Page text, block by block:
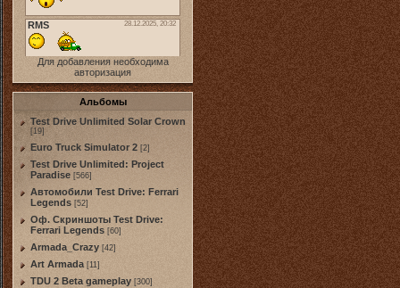
Для добавления необходима
авторизация
Альбомы
Test Drive Unlimited Solar Crown
[19]
Euro Truck Simulator 2 [2]
Test Drive Unlimited: Project
Paradise [566]
Автомобили Test Drive: Ferrari
Legends [52]
Оф. Скриншоты Test Drive:
Ferrari Legends [60]
Armada_Crazy [42]
Art Armada [11]
TDU 2 Beta gameplay [300]